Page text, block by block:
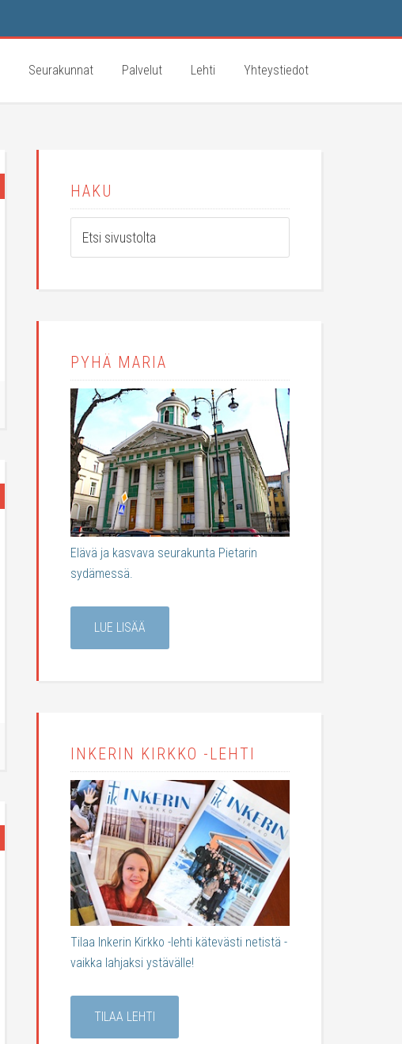
Seurakunnat Palvelut Lehti Yhteystiedot
HAKU
PYHÄ MARIA
Elävä ja kasvava seurakunta Pietarin
sydämessä.
LUE LISÄÄ
INKERIN KIRKKO -LEHTI
Tilaa Inkerin Kirkko -lehti kätevästi netistä -
vaikka lahjaksi ystävälle!
TILAA LEHTI